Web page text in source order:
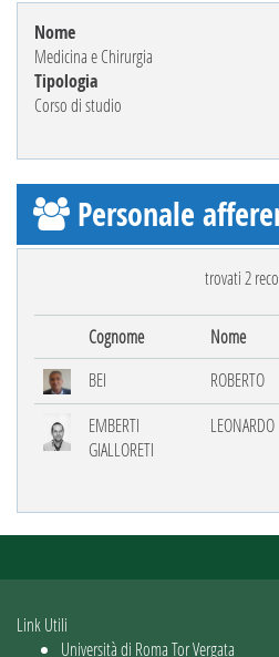
Nome
Medicina e Chirurgia
Tipologia
Corso di studio
Personale
trovati 2
Cognome Nome
BEI
ROBERTO
EMBERTI
GIALLORETI
LEONARDO
Link Utili
Università di Roma Tor Vergata